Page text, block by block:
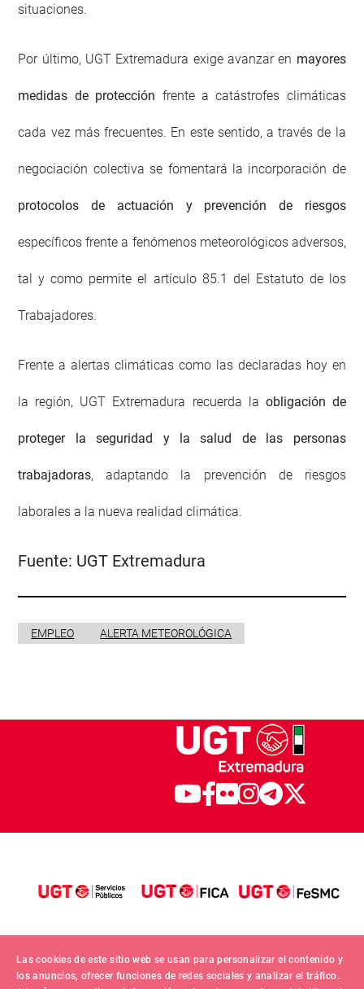
Las cookies de este sitio web se usan para personalizar el contenido y
los anuncios, ofrecer funciones de redes sociales y analizar el tráfico.
situaciones.
Por último, UGT Extremadura exige avanzar en mayores
medidas de protección frente a catástrofes climáticas
cada vez más frecuentes. En este sentido, a través de la
negociación colectiva se fomentará la incorporación de
protocolos de actuación y prevención de riesgos
específicos frente a fenómenos meteorológicos adversos,
tal y como permite el artículo 85.1 del Estatuto de los
Trabajadores.
Frente a alertas climáticas como las declaradas hoy en
la región, UGT Extremadura recuerda la obligación de
proteger la seguridad y la salud de las personas
trabajadoras, adaptando la prevención de riesgos
laborales a la nueva realidad climática.
Fuente: UGT Extremadura
EMPLEO ALERTA METEOROLÓGICA